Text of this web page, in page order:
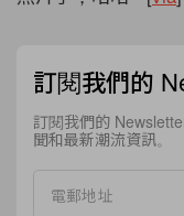
訂閱我們的
訂閱我們的
聞和最新潮流資訊。